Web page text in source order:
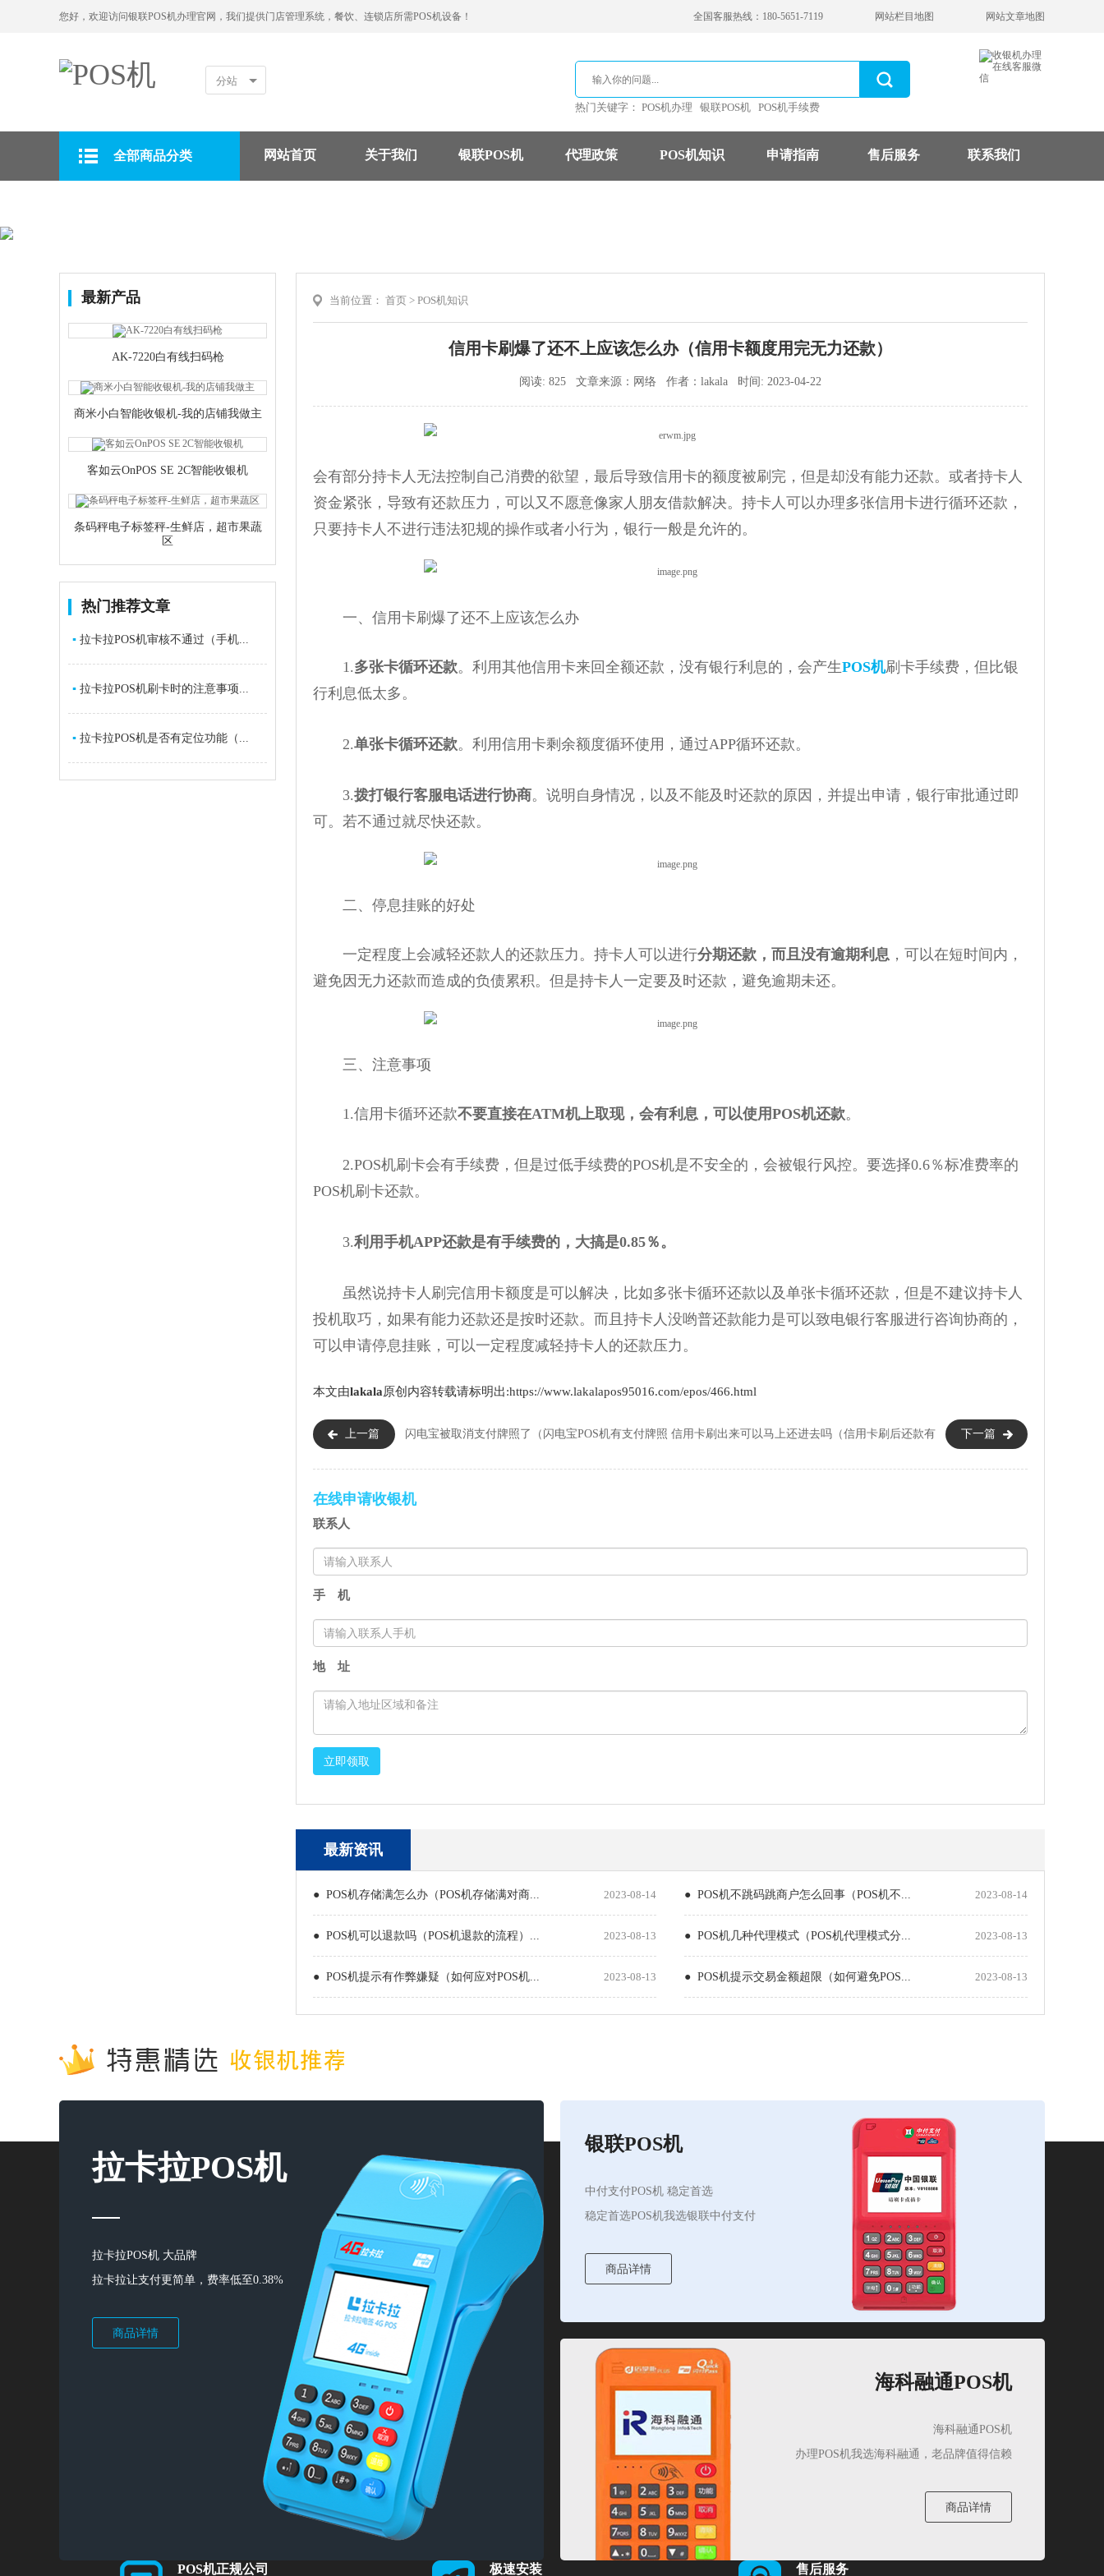
您好，欢迎访问银联POS机办理官网，我们提供门店管理系统，餐饮、连锁店所需POS机设备！ 全国客服热线：180-5651-7119 网站栏目地图 网站文章地图
分站
热门关键字： POS机办理 银联POS机 POS机手续费
全部商品分类 网站首页 关于我们 银联POS机 代理政策 POS机知识 申请指南 售后服务 联系我们
最新产品
AK-7220白有线扫码枪
商米小白智能收银机-我的店铺我做主
客如云OnPOS SE 2C智能收银机
条码秤电子标签秤-生鲜店，超市果蔬
区
热门推荐文章
▪ 拉卡拉POS机审核不通过（手机...
▪ 拉卡拉POS机刷卡时的注意事项...
▪ 拉卡拉POS机是否有定位功能（...
当前位置： 首页 > POS机知识
信用卡刷爆了还不上应该怎么办（信用卡额度用完无力还款）
阅读: 825 文章来源：网络 作者：lakala 时间: 2023-04-22
会有部分持卡人无法控制自己消费的欲望，最后导致信用卡的额度被刷完，但是却没有能力还款。或者持卡人
资金紧张，导致有还款压力，可以又不愿意像家人朋友借款解决。持卡人可以办理多张信用卡进行循环还款，
只要持卡人不进行违法犯规的操作或者小行为，银行一般是允许的。
一、信用卡刷爆了还不上应该怎么办
1.多张卡循环还款。利用其他信用卡来回全额还款，没有银行利息的，会产生POS机刷卡手续费，但比银
行利息低太多。
2.单张卡循环还款。利用信用卡剩余额度循环使用，通过APP循环还款。
3.拨打银行客服电话进行协商。说明自身情况，以及不能及时还款的原因，并提出申请，银行审批通过即
可。若不通过就尽快还款。
二、停息挂账的好处
一定程度上会减轻还款人的还款压力。持卡人可以进行分期还款，而且没有逾期利息 ，可以在短时间内，
避免因无力还款而造成的负债累积。但是持卡人一定要及时还款，避免逾期未还。
三、注意事项
1.信用卡循环还款不要直接在ATM机上取现，会有利息，可以使用POS机还款。
2.POS机刷卡会有手续费，但是过低手续费的POS机是不安全的，会被银行风控。要选择0.6％标准费率的
POS机刷卡还款。
3.利用手机APP还款是有手续费的，大搞是0.85％。
虽然说持卡人刷完信用卡额度是可以解决，比如多张卡循环还款以及单张卡循环还款，但是不建议持卡人
投机取巧，如果有能力还款还是按时还款。而且持卡人没哟普还款能力是可以致电银行客服进行咨询协商的，
可以申请停息挂账，可以一定程度减轻持卡人的还款压力。
本文由lakala原创内容转载请标明出:https://www.lakalapos95016.com/epos/466.html
上一篇 闪电宝被取消支付牌照了（闪电宝POS机有支付牌照 下一篇
信用卡刷出来可以马上还进去吗（信用卡刷后还款有
在线申请收银机
联系人
手 机
地 址
立即领取
最新资讯
● POS机存储满怎么办（POS机存储满对商... 2023-08-14 ● POS机不跳码跳商户怎么回事（POS机不... 2023-08-14
● POS机可以退款吗（POS机退款的流程）... 2023-08-13 ● POS机几种代理模式（POS机代理模式分... 2023-08-13
● POS机提示有作弊嫌疑（如何应对POS机... 2023-08-13 ● POS机提示交易金额超限（如何避免POS... 2023-08-13
拉卡拉POS机
拉卡拉POS机 大品牌
拉卡拉让支付更简单，费率低至0.38%
商品详情
银联POS机
中付支付POS机 稳定首选
稳定首选POS机我选银联中付支付
商品详情
海科融通POS机
海科融通POS机
办理POS机我选海科融通，老品牌值得信赖
商品详情
POS机正规公司 极速安装 售后服务